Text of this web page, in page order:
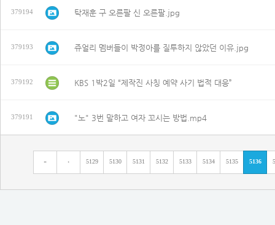
379194 탁재훈 구 오른팔 신 오른팔.jpg
379193 쥬얼리 멤버들이 박정아를 질투하지 않았던 이유.jpg
379192 KBS 1박2일 “제작진 사칭 예약 사기 법적 대응”
379191 "노" 3번 말하고 여자 꼬시는 방법.mp4
« ‹ 5129 5130 5131 5132 5133 5134 5135 5136